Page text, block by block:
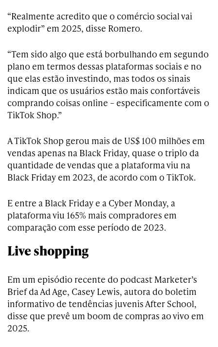
“Realmente acredito que o comércio social vai
explodir” em 2025, disse Romero.
“Tem sido algo que está borbulhando em segundo
plano em termos dessas plataformas sociais e no
que elas estão investindo, mas todos os sinais
indicam que os usuários estão mais confortáveis
comprando coisas online – especificamente com o
TikTok Shop.”
A TikTok Shop gerou mais de US$ 100 milhões em
vendas apenas na Black Friday, quase o triplo da
quantidade de vendas que a plataforma viu na
Black Friday em 2023, de acordo com o TikTok.
E entre a Black Friday e a Cyber Monday, a
plataforma viu 165% mais compradores em
comparação com esse período de 2023.
Live shopping
Em um episódio recente do podcast Marketer’s
Brief da Ad Age, Casey Lewis, autora do boletim
informativo de tendências juvenis After School,
disse que prevê um boom de compras ao vivo em
2025.